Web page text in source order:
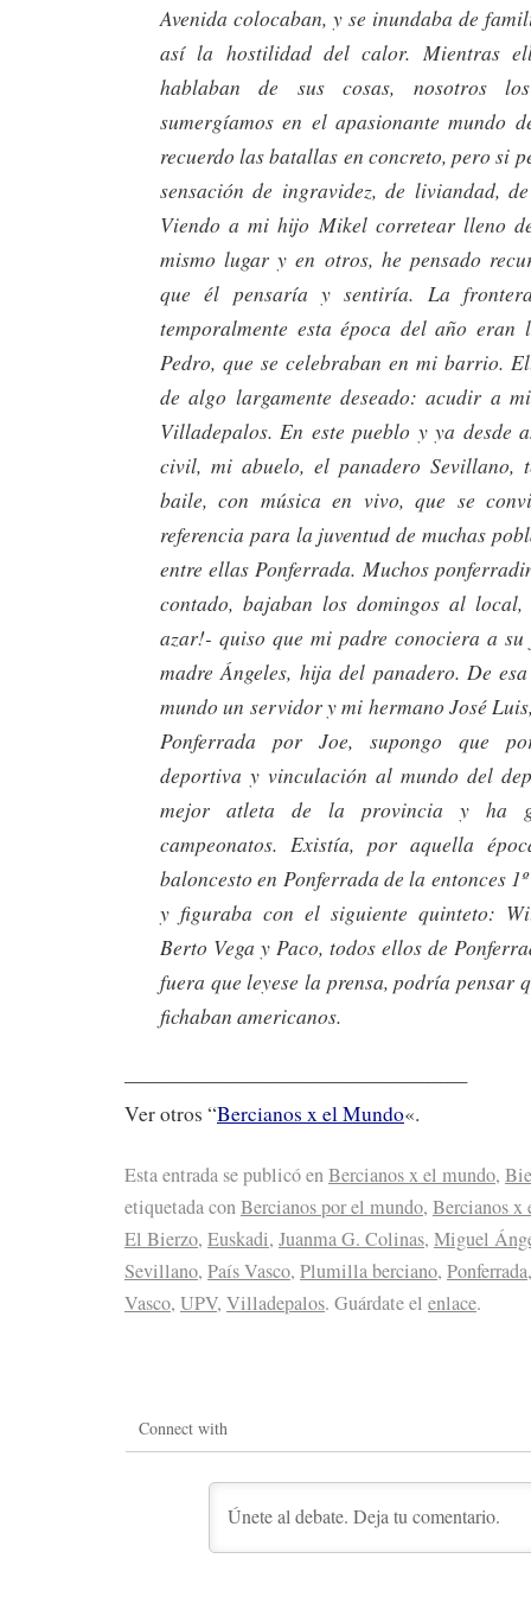
Avenida colocaban, y se inundaba de
así la hostilidad del calor. Mientras
hablaban de sus cosas, nosotros
sumergíamos en el apasionante mundo
recuerdo las batallas en concreto, pero si
sensación de ingravidez, de liviandad,
Viendo a mi hijo Mikel corretear lleno
mismo lugar y en otros, he pensado
que él pensaría y sentiría. La
temporalmente esta época del año eran
Pedro, que se celebraban en mi barrio.
de algo largamente deseado: acudir a
Villadepalos. En este pueblo y ya desde
civil, mi abuelo, el panadero Sevillano,
baile, con música en vivo, que se
referencia para la juventud de muchas
entre ellas Ponferrada. Muchos
contado, bajaban los domingos al
azar!- quiso que mi padre conociera a
madre Ángeles, hija del panadero. De
mundo un servidor y mi hermano José
Ponferrada por Joe, supongo que
deportiva y vinculación al mundo del
mejor atleta de la provincia y ha
campeonatos. Existía, por aquella
baloncesto en Ponferrada de la entonces
y figuraba con el siguiente quinteto:
Berto Vega y Paco, todos ellos de
fuera que leyese la prensa, podría pensar
fichaban americanos.
—————————————————
Ver otros “Bercianos x el Mundo«.
Esta entrada se publicó enBercianos x el mundo,
etiquetada conBercianos por el mundo, Bercianos x
El Bierzo, Euskadi, Juanma G. Colinas, Miguel
Sevillano, País Vasco, Plumilla berciano, Ponferrada
Vasco, UPV, Villadepalos. Guárdate el enlace.
Connect with